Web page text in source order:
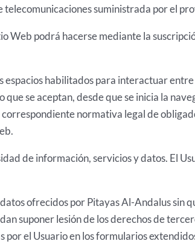
suministrada por el
Web podrá hacerse mediante la
espacios habilitados para interactuar
se aceptan, desde que se inicia la
normativa legal de
de información, servicios y datos. El
ofrecidos por Pitayas Al-Andalus sin
suponer lesión de los derechos de
el Usuario en los formularios